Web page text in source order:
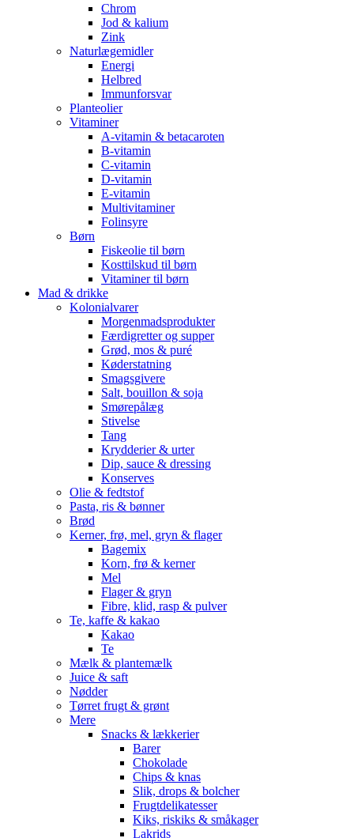
Chrom
Jod & kalium
Zink
Naturlægemidler
Energi
Helbred
Immunforsvar
Planteolier
Vitaminer
A-vitamin & betacaroten
B-vitamin
C-vitamin
D-vitamin
E-vitamin
Multivitaminer
Folinsyre
Børn
Fiskeolie til børn
Kosttilskud til børn
Vitaminer til børn
Mad & drikke
Kolonialvarer
Morgenmadsprodukter
Færdigretter og supper
Grød, mos & puré
Køderstatning
Smagsgivere
Salt, bouillon & soja
Smørepålæg
Stivelse
Tang
Krydderier & urter
Dip, sauce & dressing
Konserves
Olie & fedtstof
Pasta, ris & bønner
Brød
Kerner, frø, mel, gryn & flager
Bagemix
Korn, frø & kerner
Mel
Flager & gryn
Fibre, klid, rasp & pulver
Te, kaffe & kakao
Kakao
Te
Mælk & plantemælk
Juice & saft
Nødder
Tørret frugt & grønt
Mere
Snacks & lækkerier
Barer
Chokolade
Chips & knas
Slik, drops & bolcher
Frugtdelikatesser
Kiks, riskiks & småkager
Lakrids